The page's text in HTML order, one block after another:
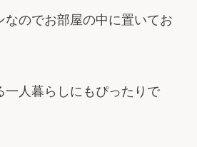
なのでお部屋の中に置いてお
一人暮らしにもぴったりで